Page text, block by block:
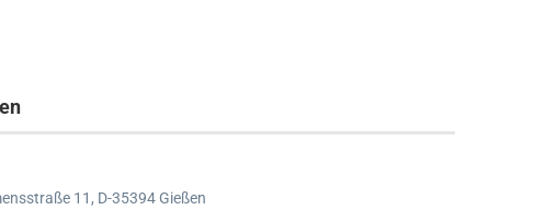
11, D-35394 Gießen